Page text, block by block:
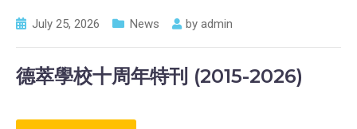
July 25, 2026 News by admin
德萃學校十周年特刊 (2015-2026)